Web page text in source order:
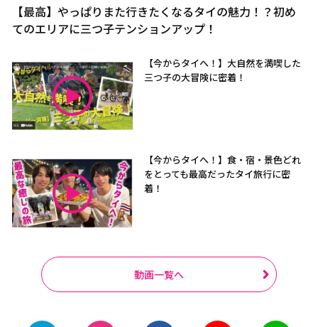
【最高】やっぱりまた行きたくなるタイの魅力！？初め
てのエリアに三つ子テンションアップ！
【今からタイへ！】大自然を満喫した
三つ子の大冒険に密着！
【今からタイへ！】食・宿・景色どれ
をとっても最高だったタイ旅行に密
着！
動画一覧へ